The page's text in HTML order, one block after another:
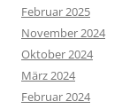
Februar 2025
November 2024
Oktober 2024
März 2024
Februar 2024